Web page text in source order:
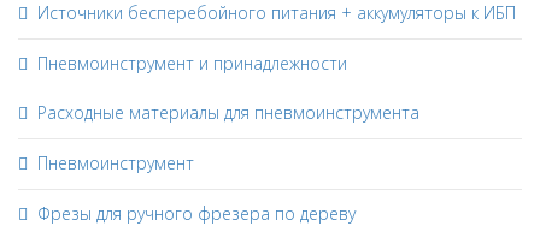
Источники бесперебойного питания + аккумуляторы к ИБП
Пневмоинструмент и принадлежности
Расходные материалы для пневмоинструмента
Пневмоинструмент
Фрезы для ручного фрезера по дереву